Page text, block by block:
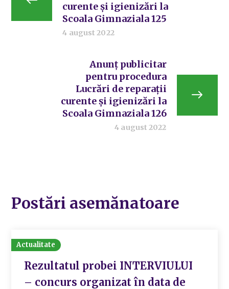
curente și igienizări la
Scoala Gimnaziala 125
4 august 2022
Anunț publicitar
pentru procedura
Lucrări de reparații
curente și igienizări la
Scoala Gimnaziala 126
4 august 2022
Postări asemănatoare
Actualitate
Rezultatul probei INTERVIULUI
– concurs organizat în data de